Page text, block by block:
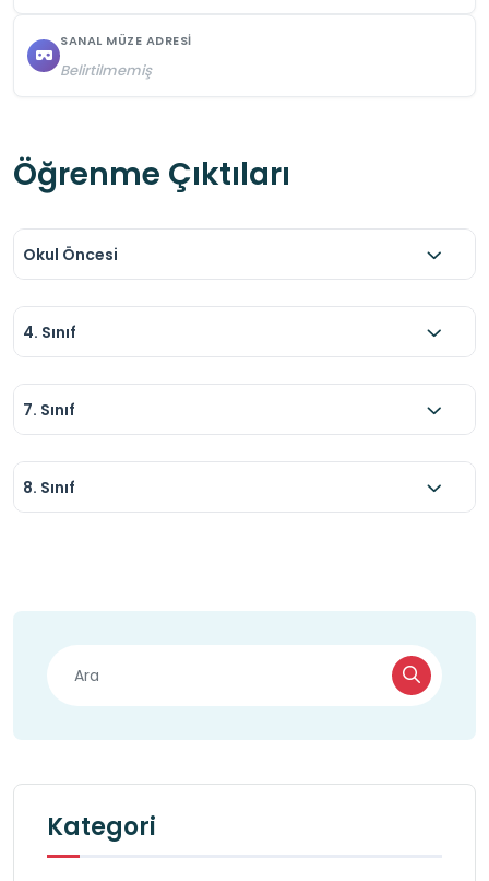
SANAL MÜZE ADRESI
Belirtilmemiş
Öğrenme Çıktıları
Okul Öncesi
4. Sınıf
7. Sınıf
8. Sınıf
Kategori